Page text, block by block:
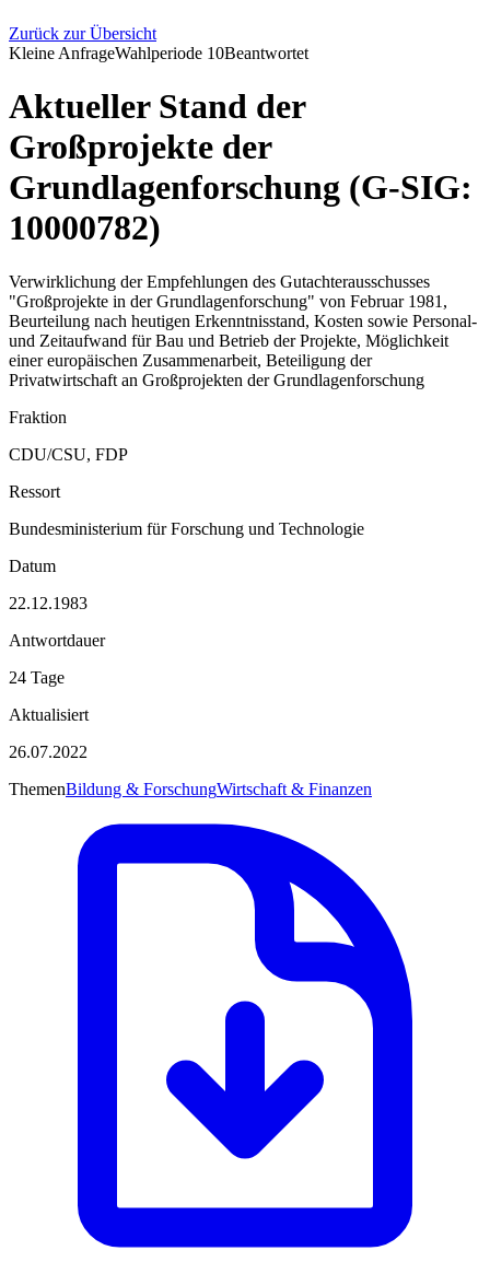
Zurück zur Übersicht
Kleine AnfrageWahlperiode 10Beantwortet
Aktueller Stand der
Großprojekte der
Grundlagenforschung (G-SIG:
10000782)
Verwirklichung der Empfehlungen des Gutachterausschusses
"Großprojekte in der Grundlagenforschung" von Februar 1981,
Beurteilung nach heutigen Erkenntnisstand, Kosten sowie Personal-
und Zeitaufwand für Bau und Betrieb der Projekte, Möglichkeit
einer europäischen Zusammenarbeit, Beteiligung der
Privatwirtschaft an Großprojekten der Grundlagenforschung
Fraktion
CDU/CSU, FDP
Ressort
Bundesministerium für Forschung und Technologie
Datum
22.12.1983
Antwortdauer
24 Tage
Aktualisiert
26.07.2022
ThemenBildung & ForschungWirtschaft & Finanzen